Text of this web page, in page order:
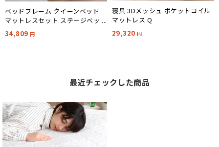
ベッドフレーム クイーンベッド
マットレスセット ステージベッド
Soares(ソアレ)+Ciel(シエル) 4色
対応
34,809 円
寝具 3Dメッシュ ポケットコイル
マットレス Q
29,320 円
最近チェックした商品